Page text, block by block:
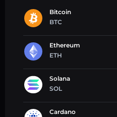
Bitcoin
BTC
Ethereum
ETH
Solana
SOL
Cardano